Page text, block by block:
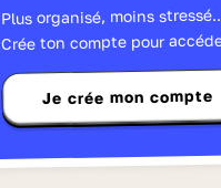
Plus organisé, moins
Crée ton compte pour
Je crée mon compte